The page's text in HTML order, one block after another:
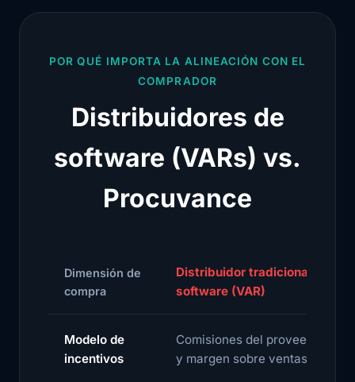
POR QUÉ IMPORTA LA ALINEACIÓN CON EL
COMPRADOR
Distribuidores de
software (VARs) vs.
Procuvance
Dimensión de
compra
Distribuidor tradicional de
software (VAR)
Modelo de
incentivos
Comisiones del proveedor
y margen sobre ventas